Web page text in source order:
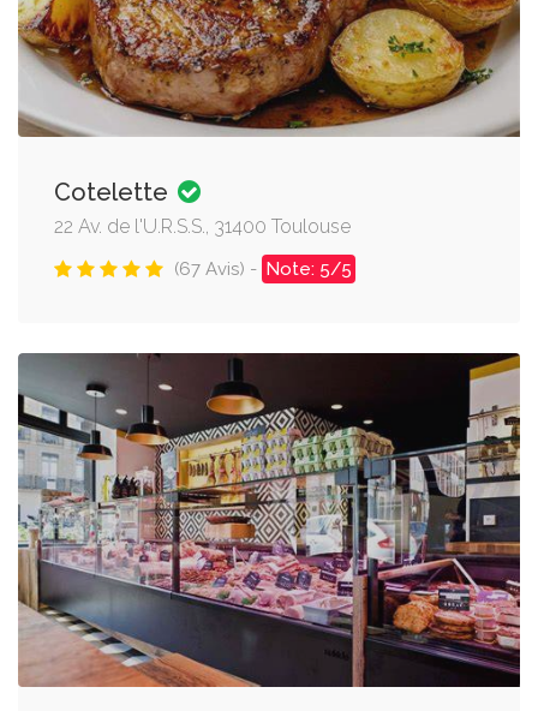
Cotelette
22 Av. de l'U.R.S.S., 31400 Toulouse
(67 Avis) - Note: 5/5